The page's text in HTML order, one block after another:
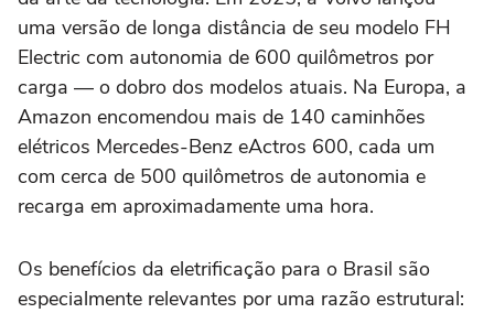
uma versão de longa distância de seu modelo FH
Electric com autonomia de 600 quilômetros por
carga — o dobro dos modelos atuais. Na Europa, a
Amazon encomendou mais de 140 caminhões
elétricos Mercedes-Benz eActros 600, cada um
com cerca de 500 quilômetros de autonomia e
recarga em aproximadamente uma hora.
Os benefícios da eletrificação para o Brasil são
especialmente relevantes por uma razão estrutural: